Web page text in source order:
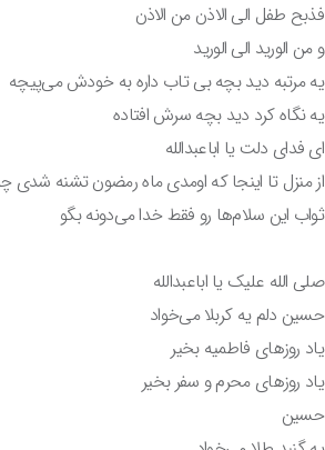
فذبح طفل الی الاذن من الاذن
و من الورید الی الورید
یه مرتبه دید بچه بی تاب داره به خودش می‌پیچه
یه نگاه کرد دید بچه سرش افتاده
ای فدای دلت یا اباعبدالله
از منزل تا اینجا که اومدی ماه رمضون تشنه شدی
ثواب این سلام‌ها رو فقط خدا می‌دونه بگو
صلی الله علیک یا اباعبدالله
حسین دلم یه کربلا می‌خواد
یاد روزهای فاطمیه بخیر
یاد روزهای محرم و سفر بخیر
حسین